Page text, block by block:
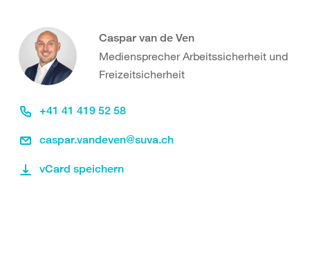
Caspar van de Ven
Mediensprecher Arbeitssicherheit und
Freizeitsicherheit
+41 41 419 52 58
caspar.vandeven@suva.ch
vCard speichern